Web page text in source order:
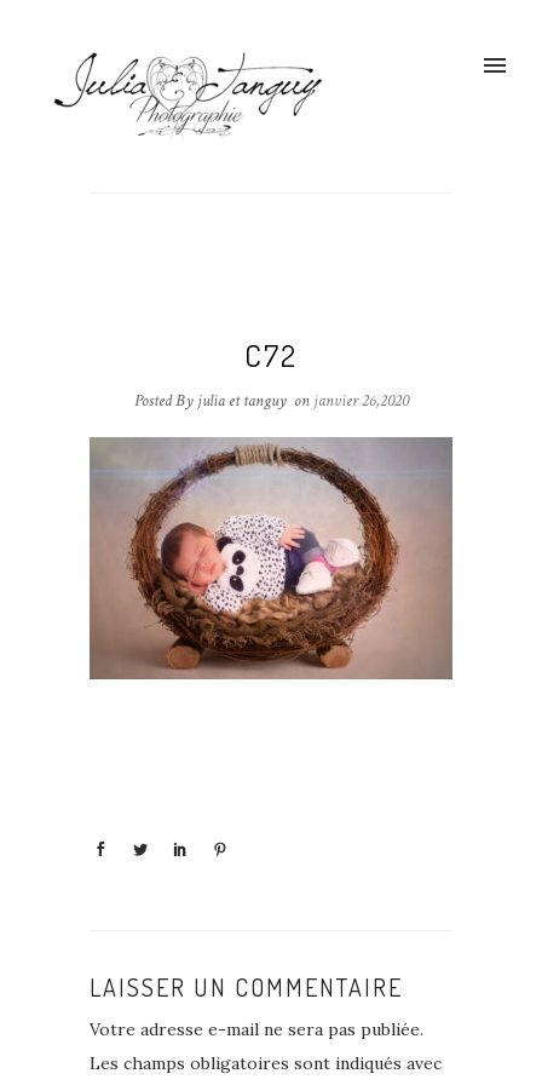
C72
Posted By julia et tanguy on janvier 26,2020
LAISSER UN COMMENTAIRE
Votre adresse e-mail ne sera pas publiée.
Les champs obligatoires sont indiqués avec